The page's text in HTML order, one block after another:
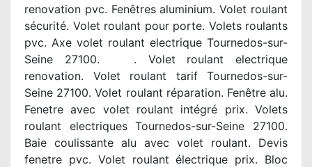
renovation pvc. Fenêtres aluminium. Volet roulant
sécurité. Volet roulant pour porte. Volets roulants
pvc. Axe volet roulant electrique Tournedos-sur-
Seine 27100. . Volet roulant electrique
renovation. Volet roulant tarif Tournedos-sur-
Seine 27100. Volet roulant réparation. Fenêtre alu.
Fenetre avec volet roulant intégré prix. Volets
roulant electriques Tournedos-sur-Seine 27100.
Baie coulissante alu avec volet roulant. Devis
fenetre pvc. Volet roulant électrique prix. Bloc